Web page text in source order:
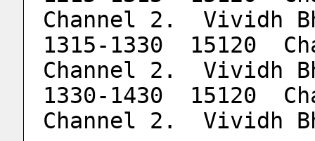
Channel 2.  Vividh
1315-1330  15120
Channel 2.  Vividh
1330-1430  15120
Channel 2.  Vividh